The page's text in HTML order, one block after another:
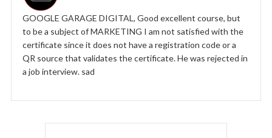
GOOGLE GARAGE DIGITAL, Good excellent course, but
to be a subject of MARKETING I am not satisfied with the
certificate since it does not have a registration code or a
QR source that validates the certificate. He was rejected in
a job interview. sad